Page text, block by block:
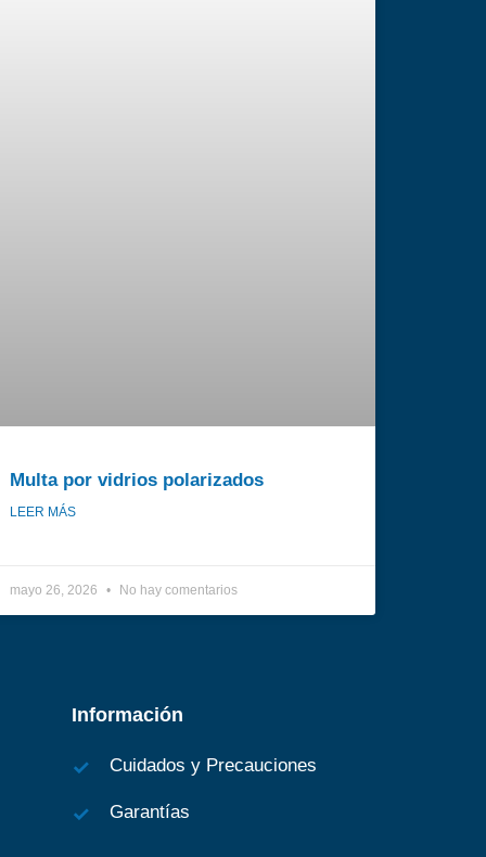
Multa por vidrios polarizados​
LEER MÁS
mayo 26, 2026 No hay comentarios
Información
Cuidados y Precauciones
Garantías